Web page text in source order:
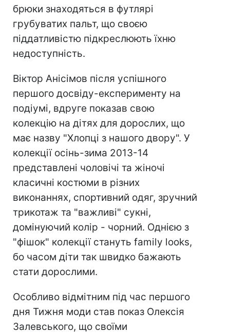
брюки знаходяться в футлярі
грубуватих пальт, що своєю
піддатливістю підкреслюють їхню
недоступність.
Віктор Анісімов після успішного
першого досвіду-експерименту на
подіумі, вдруге показав свою
колекцію на дітях для дорослих, що
має назву "Хлопці з нашого двору". У
колекції осінь-зима 2013-14
представлені чоловічі та жіночі
класичні костюми в різних
виконаннях, спортивний одяг, зручний
трикотаж та "важливі" сукні,
домінуючий колір - чорний. Однією з
"фішок" колекції стануть family looks,
бо часом діти так швидко бажають
стати дорослими.
Особливо відмітним під час першого
дня Тижня моди став показ Олексія
Залевського, що своїми